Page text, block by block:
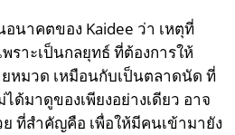
นาคตของ Kaidee ว่า เหตุที่
าะเป็นกลยุทธ์ ที่ต้องการให้
หมวด เหมือนกับเป็นตลาดนัด ที่
ด้มาดูของเพียงอย่างเดียว อาจ
ที่สำคัญคือ เพื่อให้มีคนเข้ามายัง